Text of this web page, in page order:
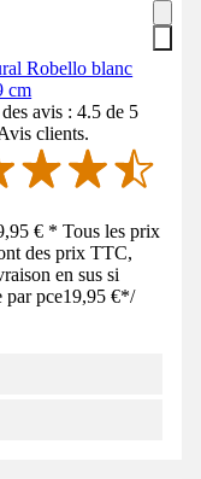
Robello blanc
cm
avis : 4.5 de 5
clients.
€ * Tous les prix
des prix TTC,
en sus si
par pce19,95 €*/